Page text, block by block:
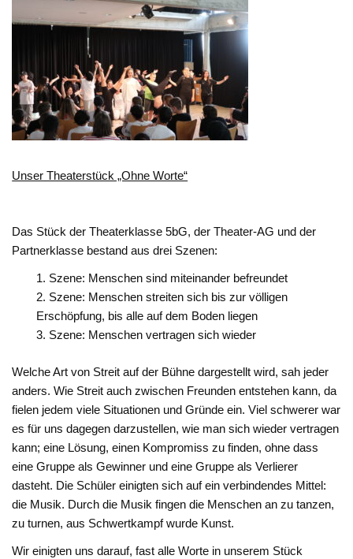
Unser Theaterstück „Ohne Worte“
Das Stück der Theaterklasse 5bG, der Theater-AG und der
Partnerklasse bestand aus drei Szenen:
Szene: Menschen sind miteinander befreundet
Szene: Menschen streiten sich bis zur völligen
Erschöpfung, bis alle auf dem Boden liegen
Szene: Menschen vertragen sich wieder
Welche Art von Streit auf der Bühne dargestellt wird, sah jeder
anders. Wie Streit auch zwischen Freunden entstehen kann, da
fielen jedem viele Situationen und Gründe ein. Viel schwerer war
es für uns dagegen darzustellen, wie man sich wieder vertragen
kann; eine Lösung, einen Kompromiss zu finden, ohne dass
eine Gruppe als Gewinner und eine Gruppe als Verlierer
dasteht. Die Schüler einigten sich auf ein verbindendes Mittel:
die Musik. Durch die Musik fingen die Menschen an zu tanzen,
zu turnen, aus Schwertkampf wurde Kunst.
Wir einigten uns darauf, fast alle Worte in unserem Stück